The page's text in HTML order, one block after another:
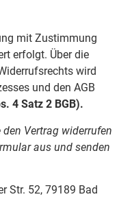
mit Zustimmung
erfolgt. Über die
wird
und den AGB
4 Satz 2 BGB).
den Vertrag widerrufen
aus und senden
Str. 52, 79189 Bad